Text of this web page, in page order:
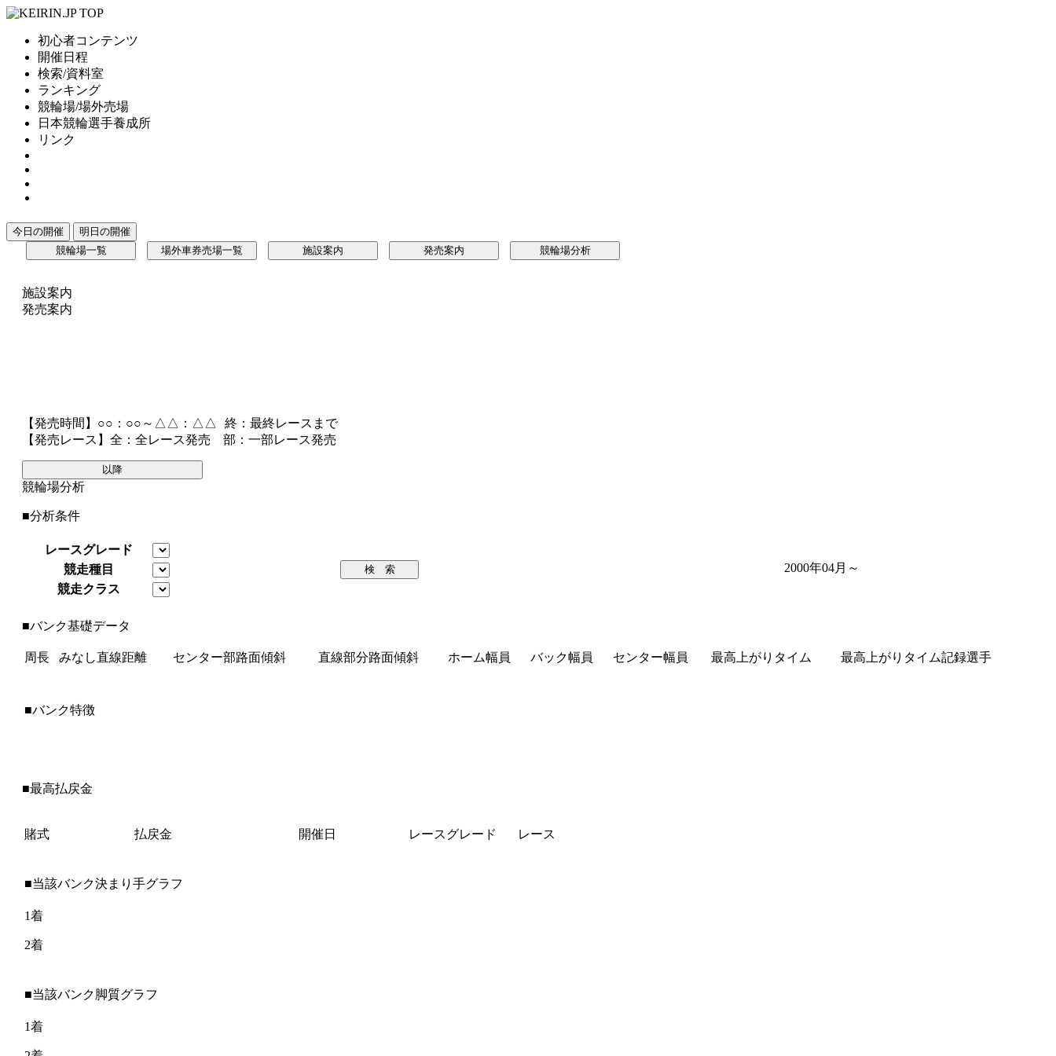
初心者コンテンツ
開催日程
検索/資料室
ランキング
競輪場/場外売場
日本競輪選手養成所
リンク
今日の開催
明日の開催
競輪場一覧
場外車券売場一覧 施設案内 発売案内 競輪場分析
施設案内
発売案内
【発売時間】 ○○：○○～△△：△△ 終 ：最終レースまで
【発売レース】 全 ：全レース発売 部 ：一部レース発売
以降
競輪場分析
■分析条件
レースグレード
検 索
競走種目
競走クラス
2000年04月～
■バンク基礎データ
周長 みなし直線距離 センター部路面傾斜 直線部分路面傾斜 ホーム幅員 バック幅員 センター幅員 最高上がりタイム 最高上がりタイム記録選手
■バンク特徴
■最高払戻金
賭式 払戻金 開催日 レースグレード レース
■当該バンク決まり手グラフ
1着
2着
■当該バンク脚質グラフ
1着